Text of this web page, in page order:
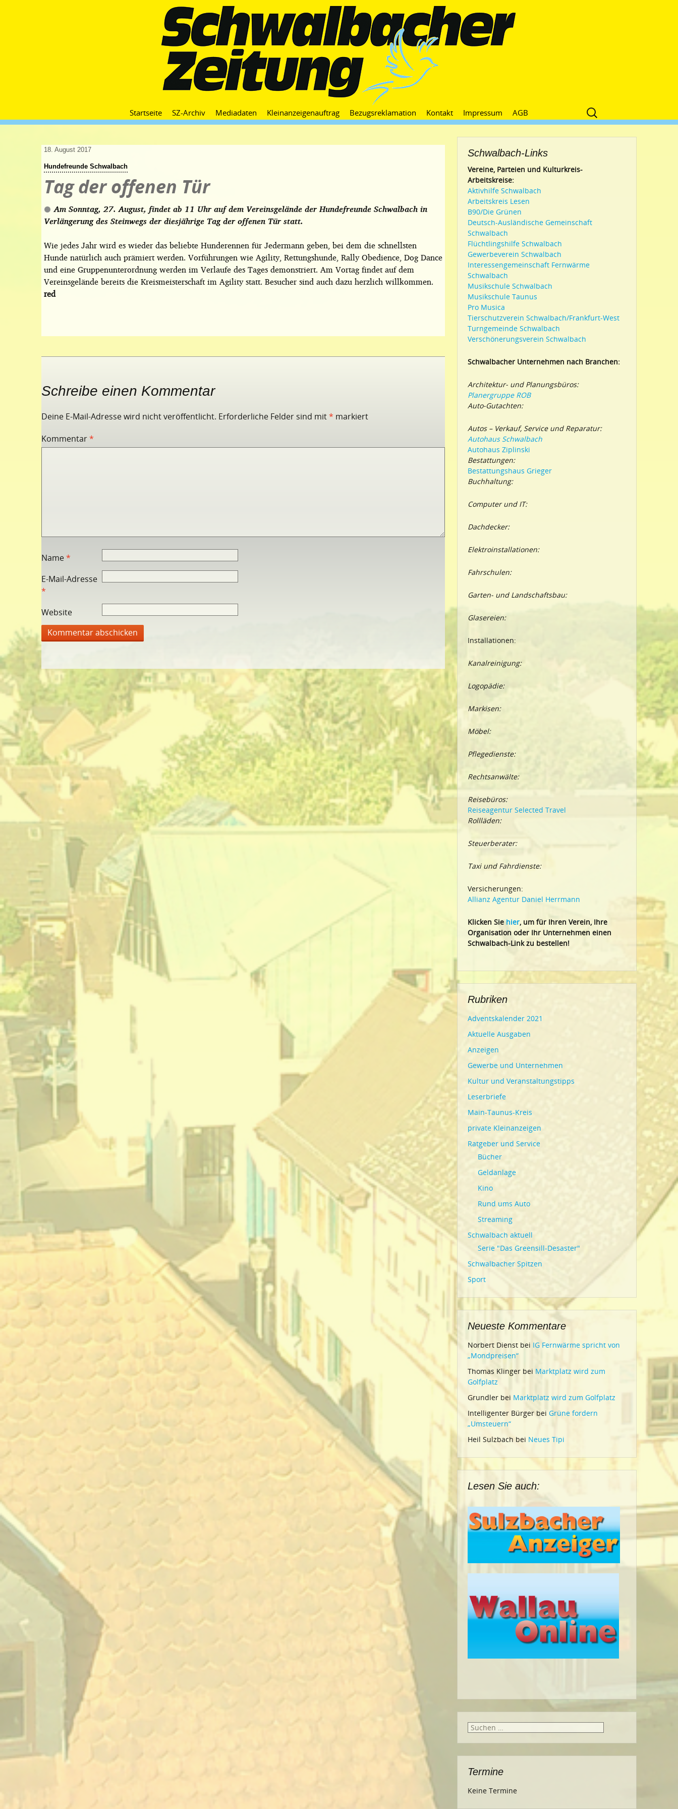
Zum
Inhalt
Startseite SZ-Archiv Mediadaten Kleinanzeigenauftrag Bezugsreklamation Kontakt Impressum AGB
Suche
nach:
18. August 2017
Hundefreunde Schwalbach
Tag der offenen Tür
Am Sonntag, 27. August, findet ab 11 Uhr auf dem Vereinsgelände der Hundefreunde Schwalbach in
Verlängerung des Steinwegs der diesjährige Tag der offenen Tür statt.
Wie jedes Jahr wird es wieder das beliebte Hunderennen für Jedermann geben, bei dem die schnellsten
Hunde natürlich auch prämiert werden. Vorführungen wie Agility, Rettungshunde, Rally Obedience, Dog Dance
und eine Gruppenunterordnung werden im Verlaufe des Tages demonstriert. Am Vortag findet auf dem
Vereinsgelände bereits die Kreismeisterschaft im Agility statt. Besucher sind auch dazu herzlich willkommen.
red
Schreibe einen Kommentar
Deine E-Mail-Adresse wird nicht veröffentlicht. Erforderliche Felder sind mit* markiert
Kommentar*
Name*
E-Mail-Adresse
*
Website
Schwalbach-Links
Vereine, Parteien und Kulturkreis-
Arbeitskreise:
Aktivhilfe Schwalbach
Arbeitskreis Lesen
B90/Die Grünen
Deutsch-Ausländische Gemeinschaft
Schwalbach
Flüchtlingshilfe Schwalbach
Gewerbeverein Schwalbach
Interessengemeinschaft Fernwärme
Schwalbach
Musikschule Schwalbach
Musikschule Taunus
Pro Musica
Tierschutzverein Schwalbach/Frankfurt-West
Turngemeinde Schwalbach
Verschönerungsverein Schwalbach
Schwalbacher Unternehmen nach Branchen:
Architektur- und Planungsbüros:
Planergruppe ROB
Auto-Gutachten:
Autos – Verkauf, Service und Reparatur:
Autohaus Schwalbach
Autohaus Ziplinski
Bestattungen:
Bestattungshaus Grieger
Buchhaltung:
Computer und IT:
Dachdecker:
Elektroinstallationen:
Fahrschulen:
Garten- und Landschaftsbau:
Glasereien:
Installationen:
Kanalreinigung:
Logopädie:
Markisen:
Möbel:
Pflegedienste:
Rechtsanwälte:
Reisebüros:
Reiseagentur Selected Travel
Rollläden:
Steuerberater:
Taxi und Fahrdienste:
Versicherungen:
Allianz Agentur Daniel Herrmann
Klicken Siehier, um für Ihren Verein, Ihre
Organisation oder Ihr Unternehmen einen
Schwalbach-Link zu bestellen!
Rubriken
Adventskalender 2021
Aktuelle Ausgaben
Anzeigen
Gewerbe und Unternehmen
Kultur und Veranstaltungstipps
Leserbriefe
Main-Taunus-Kreis
private Kleinanzeigen
Ratgeber und Service
Bücher
Geldanlage
Kino
Rund ums Auto
Streaming
Schwalbach aktuell
Serie "Das Greensill-Desaster"
Schwalbacher Spitzen
Sport
Neueste Kommentare
Norbert Dienst bei IG Fernwärme spricht von
„Mondpreisen“
Thomas Klinger bei Marktplatz wird zum
Golfplatz
Grundler bei Marktplatz wird zum Golfplatz
Intelligenter Bürger bei Grüne fordern
„Umsteuern“
Heil Sulzbach bei Neues Tipi
Lesen Sie auch:
Suche
Termine
Keine Termine